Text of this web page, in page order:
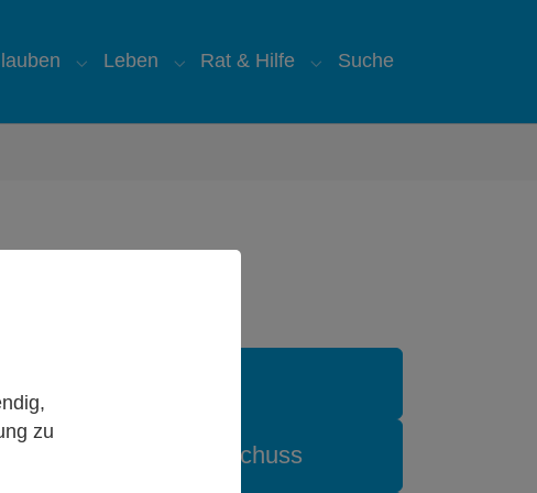
zu
for "Über uns"
Submenu for "Glauben"
Leben
Submenu for "Leben"
Rat & Hilfe
Submenu for "Rat &
Suche
Ortsausschuss